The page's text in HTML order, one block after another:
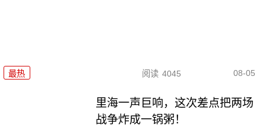
最热 阅读 4045 08-05
里海一声巨响，这次差点把两场
战争炸成一锅粥！